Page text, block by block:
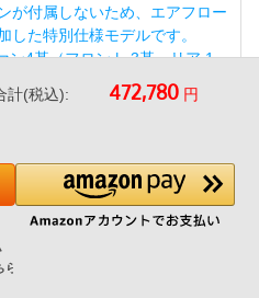
が付属しないため、エアフロー
した特別仕様モデルです。
ン4基（フロント 3基、リア 1
ジメントチャネルにより、美し
ードにも対応。
Type-A×2 / USB 3.2 Gen2x
用には対応マザーボードが必
計(税込): 円